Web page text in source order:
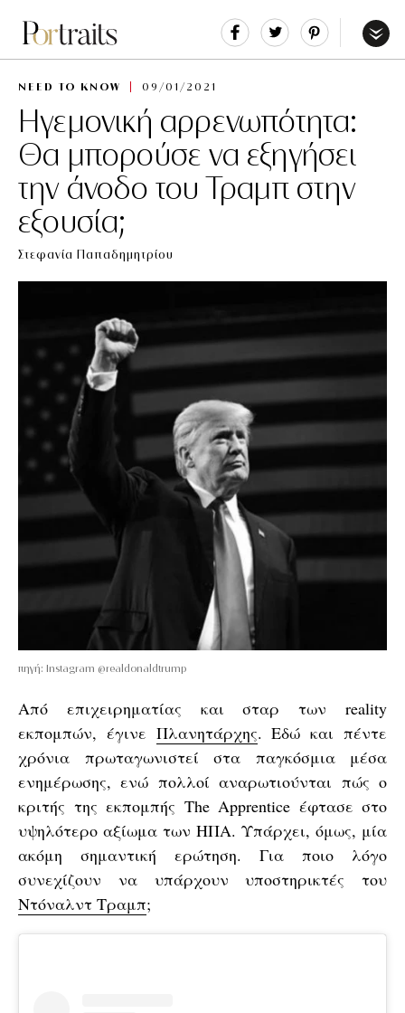
Share Tweet
NEED TO KNOW 09/01/2021
Ηγεμονική αρρενωπότητα:
Θα μπορούσε να εξηγήσει
την άνοδο του Τραμπ στην
εξουσία;
Στεφανία Παπαδημητρίου
πηγή: Instagram @realdonaldtrump
Από επιχειρηματίας και σταρ των reality
εκπομπών, έγινε Πλανητάρχης. Εδώ και πέντε
χρόνια πρωταγωνιστεί στα παγκόσμια μέσα
ενημέρωσης, ενώ πολλοί αναρωτιούνται πώς ο
κριτής της εκπομπής The Apprentice έφτασε στο
υψηλότερο αξίωμα των ΗΠΑ. Υπάρχει, όμως, μία
ακόμη σημαντική ερώτηση. Για ποιο λόγο
συνεχίζουν να υπάρχουν υποστηρικτές του
Ντόναλντ Τραμπ;